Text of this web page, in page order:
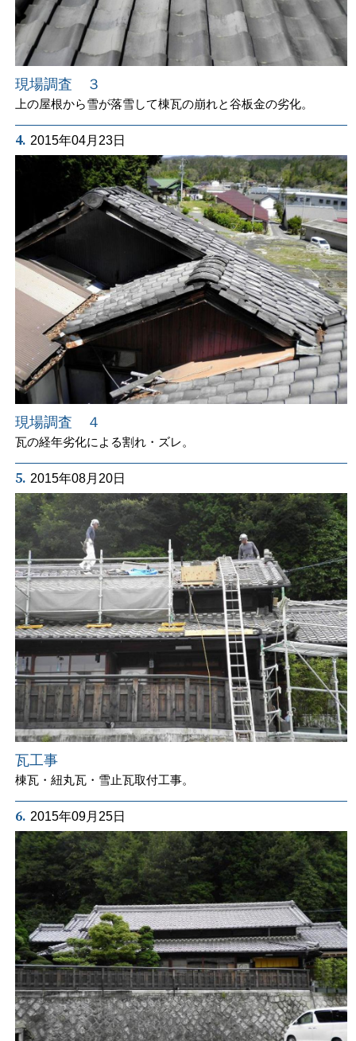
現場調査 ３
上の屋根から雪が落雪して棟瓦の崩れと谷板金の劣化。
4. 2015年04月23日
現場調査 ４
瓦の経年劣化による割れ・ズレ。
5. 2015年08月20日
瓦工事
棟瓦・紐丸瓦・雪止瓦取付工事。
6. 2015年09月25日